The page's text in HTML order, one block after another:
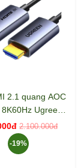
2.1 quang AOC
Ugreen
HD183
2.100.000đ
-19%